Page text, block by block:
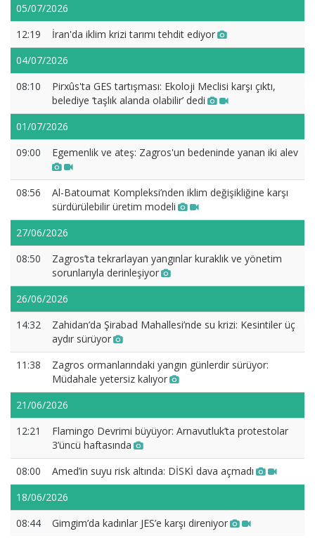
05/07/2026
12:19
İran'da iklim krizi tarımı tehdit ediyor
04/07/2026
08:10
Pirxûs'ta GES tartışması: Ekoloji Meclisi karşı çıktı,
belediye ‘taşlık alanda olabilir’ dedi
01/07/2026
09:00
Egemenlik ve ateş: Zagros'un bedeninde yanan iki alev
08:56
Al-Batoumat Kompleksi’nden iklim değişikliğine karşı
sürdürülebilir üretim modeli
27/06/2026
08:50
Zagros’ta tekrarlayan yangınlar kuraklık ve yönetim
sorunlarıyla derinleşiyor
26/06/2026
14:32
Zahidan’da Şirabad Mahallesi’nde su krizi: Kesintiler üç
aydır sürüyor
11:38
Zagros ormanlarındaki yangın günlerdir sürüyor:
Müdahale yetersiz kalıyor
21/06/2026
12:21
Flamingo Devrimi büyüyor: Arnavutluk’ta protestolar
3’üncü haftasında
08:00
Amed’in suyu risk altında: DİSKİ dava açmadı
18/06/2026
08:44
Gimgim’da kadınlar JES’e karşı direniyor